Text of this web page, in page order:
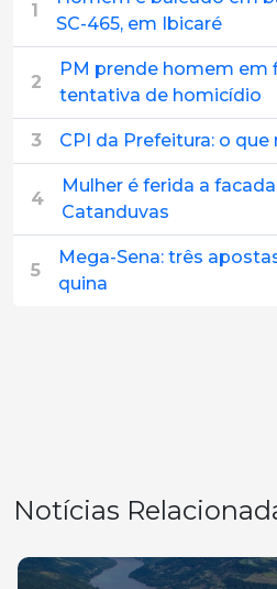
1
SC-465, em Ibicaré
2
PM prende homem em
tentativa de homicídio
3 CPI da Prefeitura: o
4
Mulher é ferida a
Catanduvas
5
Mega-Sena: três
quina
Notícias